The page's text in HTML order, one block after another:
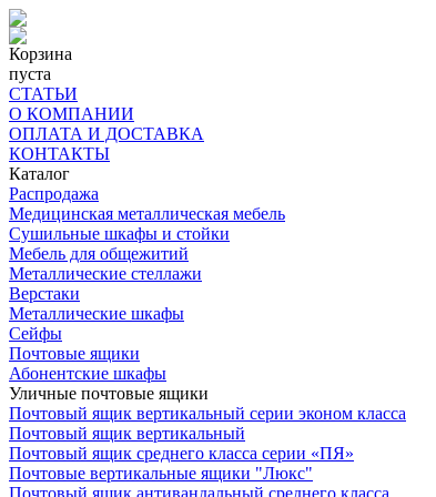
Корзина
пуста
СТАТЬИ
О КОМПАНИИ
ОПЛАТА И ДОСТАВКА
КОНТАКТЫ
Каталог
Распродажа
Медицинская металлическая мебель
Сушильные шкафы и стойки
Мебель для общежитий
Металлические стеллажи
Верстаки
Металлические шкафы
Сейфы
Почтовые ящики
Абонентские шкафы
Уличные почтовые ящики
Почтовый ящик вертикальный серии эконом класса
Почтовый ящик вертикальный
Почтовый ящик среднего класса серии «ПЯ»
Почтовые вертикальные ящики "Люкс"
Почтовый ящик антивандальный среднего класса